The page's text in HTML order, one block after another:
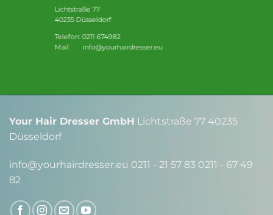
Lichtstraße 77
40235 Düsseldorf
Telefon: 0211 674982
Mail: info@yourhairdresser.eu
Your Hair Dresser GmbH Lichtstraße 77 40235
Düsseldorf
info@yourhairdresser.eu 0211 - 21 57 83 0211 - 67 49
82